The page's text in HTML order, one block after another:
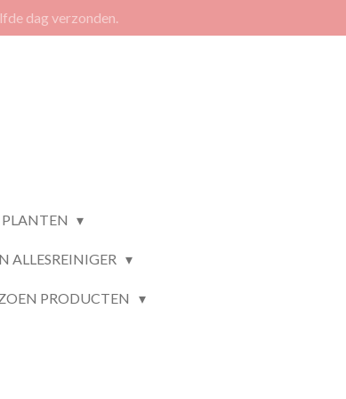
dag verzonden.
ALLESREINIGER
PRODUCTEN